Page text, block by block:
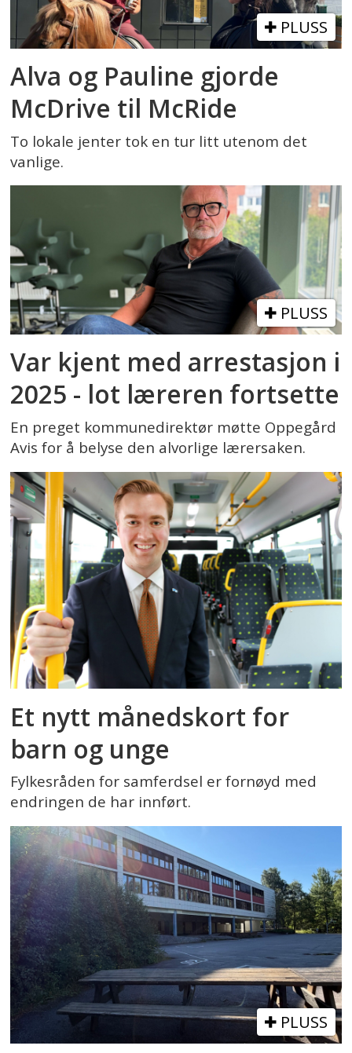
PLUSS
Alva og Pauline gjorde
McDrive til McRide
To lokale jenter tok en tur litt utenom det
vanlige.
PLUSS
Var kjent med arrestasjon i
2025 - lot læreren fortsette
En preget kommunedirektør møtte Oppegård
Avis for å belyse den alvorlige lærersaken.
Et nytt månedskort for
barn og unge
Fylkesråden for samferdsel er fornøyd med
endringen de har innført.
PLUSS